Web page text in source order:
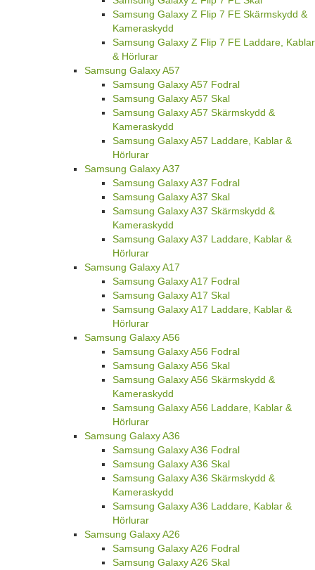
Samsung Galaxy Z Flip 7 FE Skärmskydd &
Kameraskydd
Samsung Galaxy Z Flip 7 FE Laddare, Kablar
& Hörlurar
Samsung Galaxy A57
Samsung Galaxy A57 Fodral
Samsung Galaxy A57 Skal
Samsung Galaxy A57 Skärmskydd &
Kameraskydd
Samsung Galaxy A57 Laddare, Kablar &
Hörlurar
Samsung Galaxy A37
Samsung Galaxy A37 Fodral
Samsung Galaxy A37 Skal
Samsung Galaxy A37 Skärmskydd &
Kameraskydd
Samsung Galaxy A37 Laddare, Kablar &
Hörlurar
Samsung Galaxy A17
Samsung Galaxy A17 Fodral
Samsung Galaxy A17 Skal
Samsung Galaxy A17 Laddare, Kablar &
Hörlurar
Samsung Galaxy A56
Samsung Galaxy A56 Fodral
Samsung Galaxy A56 Skal
Samsung Galaxy A56 Skärmskydd &
Kameraskydd
Samsung Galaxy A56 Laddare, Kablar &
Hörlurar
Samsung Galaxy A36
Samsung Galaxy A36 Fodral
Samsung Galaxy A36 Skal
Samsung Galaxy A36 Skärmskydd &
Kameraskydd
Samsung Galaxy A36 Laddare, Kablar &
Hörlurar
Samsung Galaxy A26
Samsung Galaxy A26 Fodral
Samsung Galaxy A26 Skal